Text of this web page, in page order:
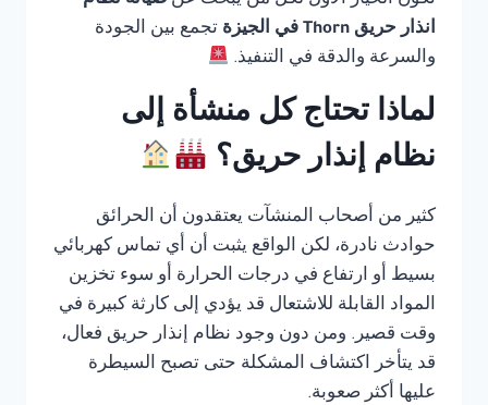
انذار حريق Thorn في الجيزة
تجمع بين الجودة
والسرعة والدقة في التنفيذ.
لماذا تحتاج كل منشأة إلى
نظام إنذار حريق؟
كثير من أصحاب المنشآت يعتقدون أن الحرائق
حوادث نادرة، لكن الواقع يثبت أن أي تماس كهربائي
بسيط أو ارتفاع في درجات الحرارة أو سوء تخزين
المواد القابلة للاشتعال قد يؤدي إلى كارثة كبيرة في
وقت قصير. ومن دون وجود نظام إنذار حريق فعال،
قد يتأخر اكتشاف المشكلة حتى تصبح السيطرة
عليها أكثر صعوبة.